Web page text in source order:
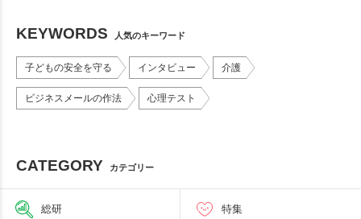
KEYWORDS 人気のキーワード
子どもの安全を守る インタビュー 介護
ビジネスメールの作法 心理テスト
CATEGORY カテゴリー
総研 特集